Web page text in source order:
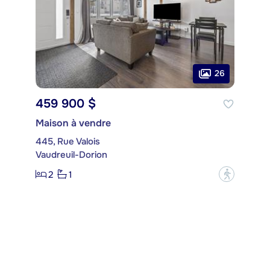
26
459 900 $
Maison à vendre
445, Rue Valois
Vaudreuil-Dorion
2
1 ?